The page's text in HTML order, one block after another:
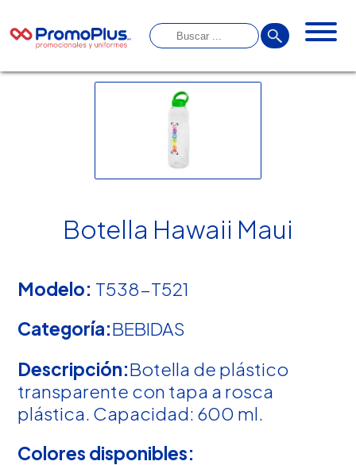
Botella Hawaii Maui
Modelo: T538-T521
Categoría:BEBIDAS
Descripción:Botella de plástico
transparente con tapa a rosca
plástica. Capacidad: 600 ml.
Colores disponibles: